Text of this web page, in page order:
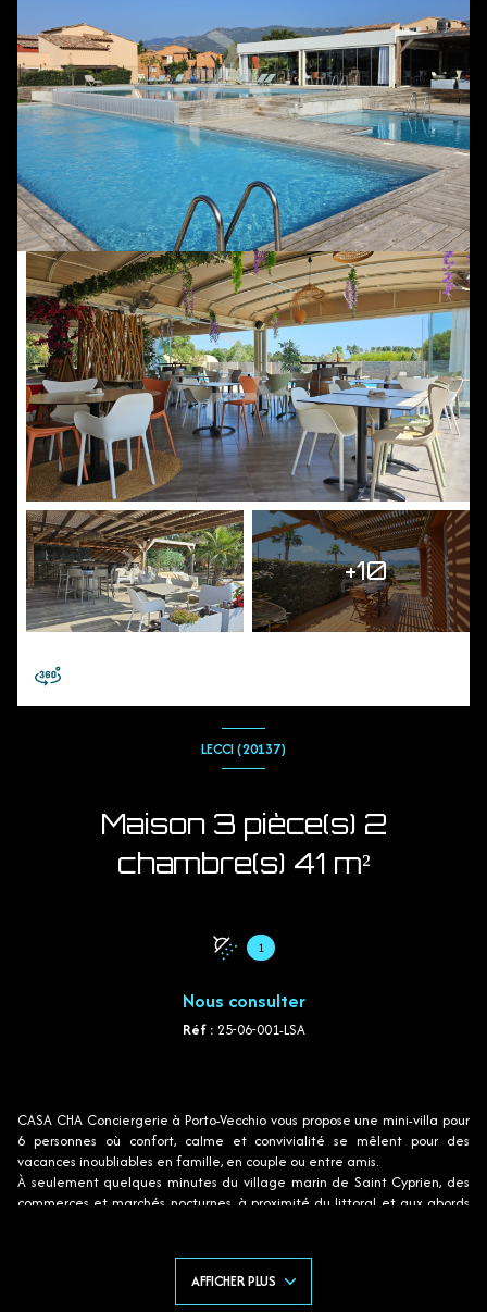
+10
LECCI (20137)
Maison 3 pièce(s) 2
chambre(s) 41 m²
1
Nous consulter
Réf : 25-06-001-LSA
CASA CHA Conciergerie à Porto-Vecchio vous propose une mini-villa pour
6 personnes où confort, calme et convivialité se mêlent pour des
vacances inoubliables en famille, en couple ou entre amis.
À seulement quelques minutes du village marin de Saint Cyprien, des
commerces et marchés nocturnes, à proximité du littoral et aux abords
Idéalement située pour explorer les trésors de la Corse du Sud, elle est
également facilement accessible : le ferry de Porto-Vecchio se trouve à
seulement 20 minutes et l’aéroport de Figari est à environ 40 minutes.
AFFICHER PLUS